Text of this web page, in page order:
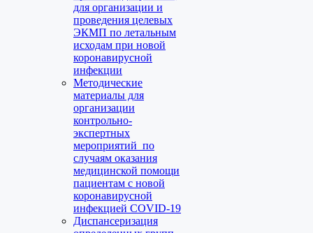
для организации и
проведения целевых
ЭКМП по летальным
исходам при новой
коронавирусной
инфекции
Методические
материалы для
организации
контрольно-
экспертных
мероприятий по
случаям оказания
медицинской помощи
пациентам с новой
коронавирусной
инфекцией COVID-19
Диспансеризация